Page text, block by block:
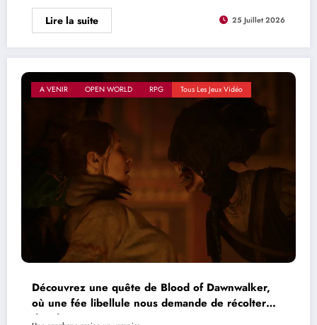
Lire la suite 25 Juillet 2026
A VENIR OPEN WORLD RPG Tous Les Jeux Vidéo
Découvrez une quête de Blood of Dawnwalker,
où une fée libellule nous demande de récolter
des dents